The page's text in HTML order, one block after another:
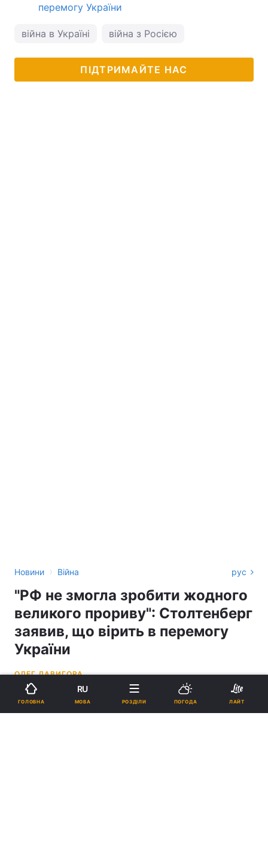
перемогу України
війна в Україні війна з Росією
ПІДТРИМАЙТЕ НАС
Новини › Війна рус
"РФ не змогла зробити жодного
великого прориву": Столтенберг
заявив, що вірить в перемогу
України
ОЛЕГ ДАВИГОРА
00:38, 01.06.24
ГОЛОВНА
RU
МОВА РОЗДІЛИ ПОГОДА ЛАЙТ